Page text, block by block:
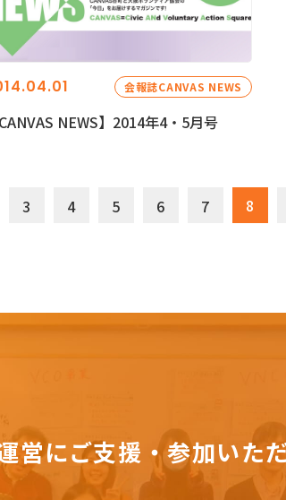
会報誌CANVAS NEWS
CANVAS NEWS】2014年4・5月号
3 4 5 6 7 8
営にご支援・参加いた